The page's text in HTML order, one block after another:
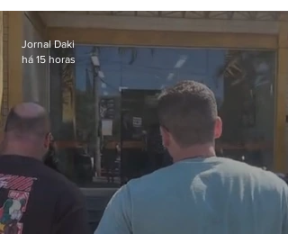
aves
Jornal Daki
há 15 horas